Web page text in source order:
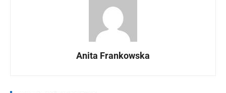
Anita Frankowska